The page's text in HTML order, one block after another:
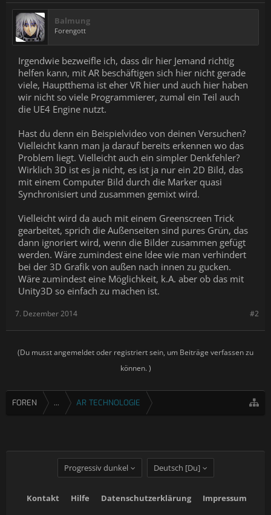
Balmung
Forengott
Irgendwie bezweifle ich, dass dir hier Jemand richtig
helfen kann, mit AR beschäftigen sich hier nicht gerade
viele, Hauptthema ist eher VR hier und auch hier haben
wir nicht so viele Programmierer, zumal ein Teil auch
die UE4 Engine nutzt.
Hast du denn ein Beispielvideo von deinen Versuchen?
Vielleicht kann man ja darauf bereits erkennen wo das
Problem liegt. Vielleicht auch ein simpler Denkfehler?
Wirklich 3D ist es ja nicht, es ist ja nur ein 2D Bild, das
mit einem Computer Bild durch die Marker quasi
Synchronisiert und zusammen gemixt wird.
Vielleicht wird da auch mit einem Greenscreen Trick
gearbeitet, sprich die Außenseiten sind pures Grün, das
dann ignoriert wird, wenn die Bilder zusammen gefügt
werden. Wäre zumindest eine Idee wie man verhindert
bei der 3D Grafik von außen nach innen zu gucken.
Wäre zumindest eine Möglichkeit, k.A. aber ob das mit
Unity3D so einfach zu machen ist.
#2
7. Dezember 2014
(Du musst angemeldet oder registriert sein, um Beiträge verfassen zu
können. )
FOREN ... AR TECHNOLOGIE
Progressiv dunkel Deutsch [Du]
Kontakt Hilfe Datenschutzerklärung Impressum